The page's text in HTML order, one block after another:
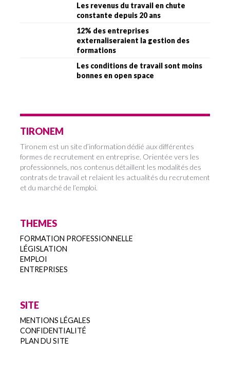
Les revenus du travail en chute
constante depuis 20 ans
12% des entreprises
externaliseraient la gestion des
formations
Les conditions de travail sont moins
bonnes en open space
TIRONEM
Tironem est un site d’information dédié aux différentes
formes de recrutement en entreprise. Orientée vers les
professionnels, nos contenus détaillent les modalités des
contrats de travail et relaient les actualités du recrutement
et du marché de l’emploi.
THEMES
FORMATION PROFESSIONNELLE
LÉGISLATION
EMPLOI
ENTREPRISES
SITE
MENTIONS LÉGALES
CONFIDENTIALITÉ
PLAN DU SITE